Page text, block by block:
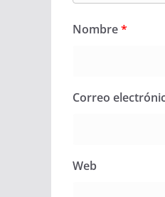
Nombre*
Correo
Web